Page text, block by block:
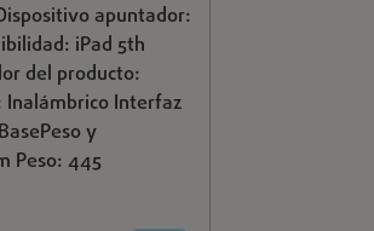
apuntador:
iPad 5th
del producto:
Inalámbrico Interfaz
y
Peso: 445